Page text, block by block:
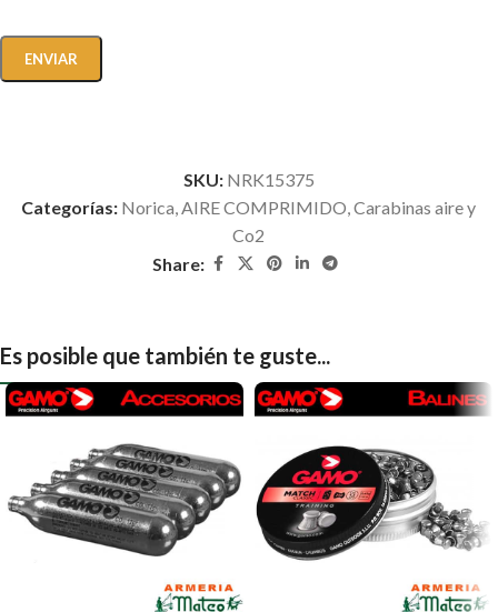
SKU: NRK15375
Categorías: Norica AIRE COMPRIMIDO Carabinas aire y
Co2
Share:
Es posible que también te guste...